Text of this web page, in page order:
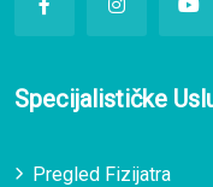
Specijalističke
Pregled Fizijatra